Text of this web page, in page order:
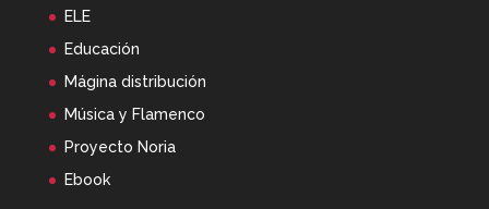
ELE
Educación
Mágina distribución
Música y Flamenco
Proyecto Noria
Ebook